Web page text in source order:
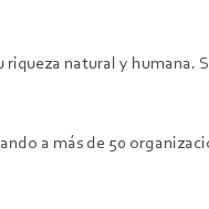
natural y humana.
a más de 50